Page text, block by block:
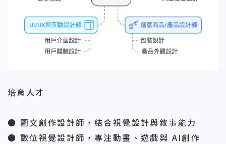
培育人才
● 圖文創作設計師，結合視覺設計與敘事能力
● 數位視覺設計師，專注動畫、遊戲與 AI創作